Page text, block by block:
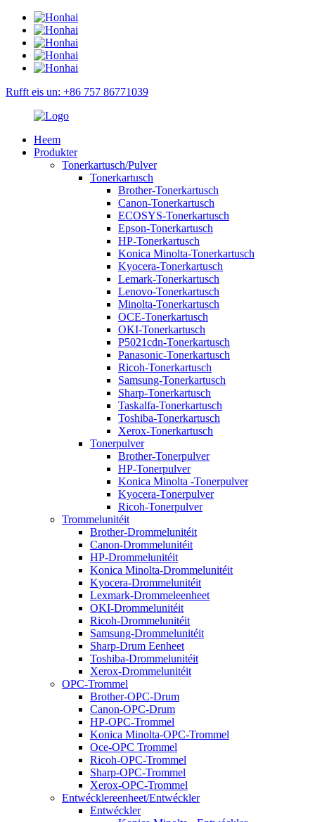
Rufft eis un: +86 757 86771039
Heem
Produkter
Tonerkartusch/Pulver
Tonerkartusch
Brother-Tonerkartusch
Canon-Tonerkartusch
ECOSYS-Tonerkartusch
Epson-Tonerkartusch
HP-Tonerkartusch
Konica Minolta-Tonerkartusch
Kyocera-Tonerkartusch
Lemark-Tonerkartusch
Lenovo-Tonerkartusch
Minolta-Tonerkartusch
OCE-Tonerkartusch
OKI-Tonerkartusch
P5021cdn-Tonerkartusch
Panasonic-Tonerkartusch
Ricoh-Tonerkartusch
Samsung-Tonerkartusch
Sharp-Tonerkartusch
Taskalfa-Tonerkartusch
Toshiba-Tonerkartusch
Xerox-Tonerkartusch
Tonerpulver
Brother-Tonerpulver
HP-Tonerpulver
Konica Minolta -Tonerpulver
Kyocera-Tonerpulver
Ricoh-Tonerpulver
Trommelunitéit
Brother-Drommelunitéit
Canon-Drommelunitéit
HP-Drommelunitéit
Konica Minolta-Drommelunitéit
Kyocera-Drommelunitéit
Lexmark-Drommeleenheet
OKI-Drommelunitéit
Ricoh-Drommelunitéit
Samsung-Drommelunitéit
Sharp-Drum Eenheet
Toshiba-Drommelunitéit
Xerox-Drommelunitéit
OPC-Trommel
Brother-OPC-Drum
Canon-OPC-Drum
HP-OPC-Trommel
Konica Minolta-OPC-Trommel
Oce-OPC Trommel
Ricoh-OPC-Trommel
Sharp-OPC-Trommel
Xerox-OPC-Trommel
Entwécklereenheet/Entwéckler
Entwéckler